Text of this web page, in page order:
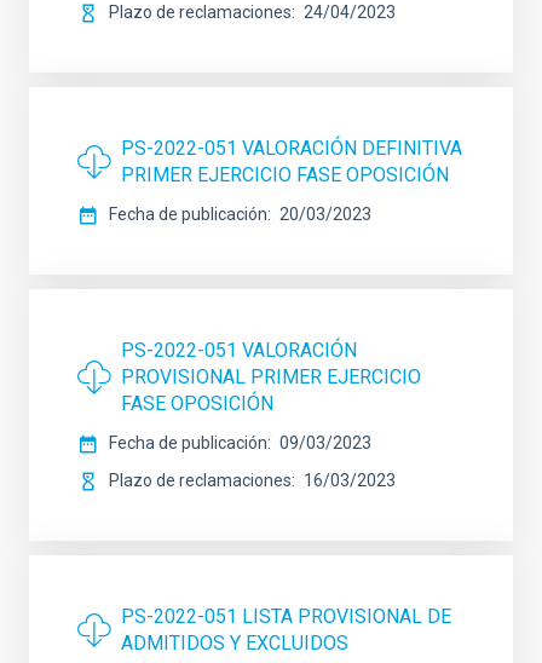
Plazo de reclamaciones
24/04/2023
PS-2022-051 VALORACIÓN DEFINITIVA
PRIMER EJERCICIO FASE OPOSICIÓN
Fecha de publicación 20/03/2023
PS-2022-051 VALORACIÓN
PROVISIONAL PRIMER EJERCICIO
FASE OPOSICIÓN
Fecha de publicación
09/03/2023
Plazo de reclamaciones
16/03/2023
PS-2022-051 LISTA PROVISIONAL DE
ADMITIDOS Y EXCLUIDOS